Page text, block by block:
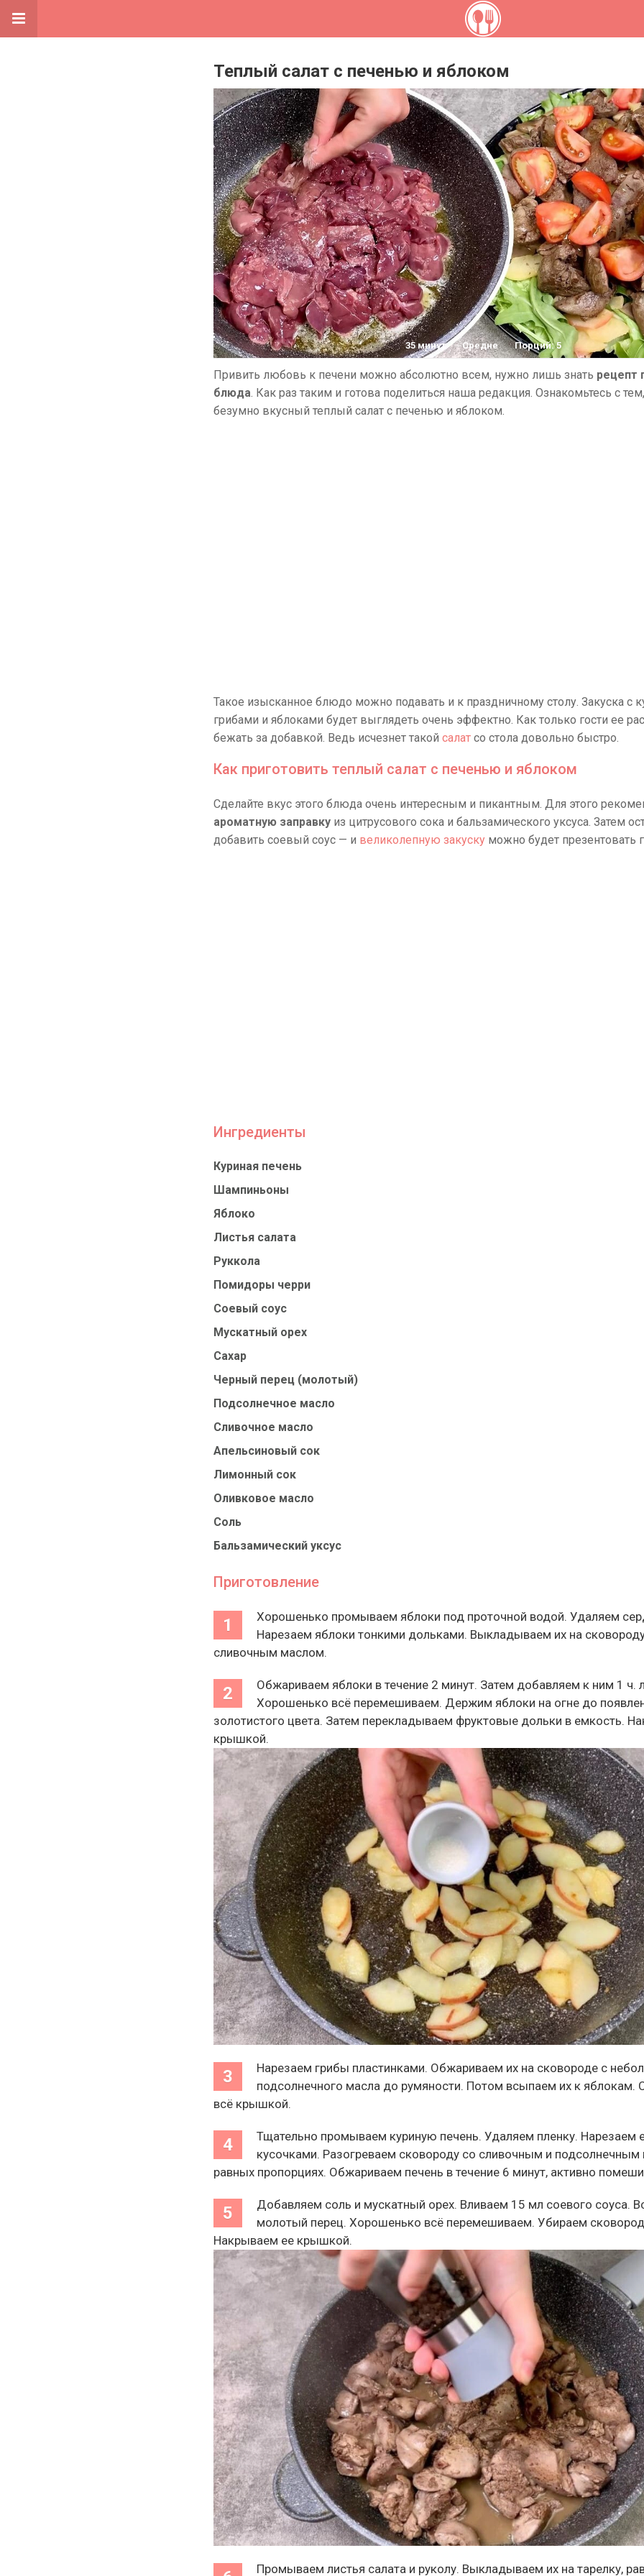
Теплый салат с печенью и яблоком
35 минут Средне Порций: 5
Привить любовь к печени можно абсолютно всем, нужно лишь знать рецепт
блюда. Как раз таким и готова поделиться наша редакция. Ознакомьтесь с
безумно вкусный теплый салат с печенью и яблоком.
Такое изысканное блюдо можно подавать и к праздничному столу. Закуска с
грибами и яблоками будет выглядеть очень эффектно. Как только гости ее
бежать за добавкой. Ведь исчезнет такой салат со стола довольно быстро.
Как приготовить теплый салат с печенью и яблоком
Сделайте вкус этого блюда очень интересным и пикантным. Для этого
ароматную заправку из цитрусового сока и бальзамического уксуса. Затем
добавить соевый соус — и великолепную закуску можно будет презентовать
Ингредиенты
Куриная печень
Шампиньоны
Яблоко
Листья салата
Руккола
Помидоры черри
Соевый соус
Мускатный орех
Сахар
Черный перец (молотый)
Подсолнечное масло
Сливочное масло
Апельсиновый сок
Лимонный сок
Оливковое масло
Соль
Бальзамический уксус
Приготовление
Хорошенько промываем яблоки под проточной водой. Удаляем
Нарезаем яблоки тонкими дольками. Выкладываем их на
сливочным маслом.
Обжариваем яблоки в течение 2 минут. Затем добавляем к ним 1 ч.
Хорошенько всё перемешиваем. Держим яблоки на огне до
золотистого цвета. Затем перекладываем фруктовые дольки в емкость.
крышкой.
Нарезаем грибы пластинками. Обжариваем их на сковороде с
подсолнечного масла до румяности. Потом всыпаем их к яблокам.
всё крышкой.
Тщательно промываем куриную печень. Удаляем пленку. Нарезаем
кусочками. Разогреваем сковороду со сливочным и
равных пропорциях. Обжариваем печень в течение 6 минут, активно
Добавляем соль и мускатный орех. Вливаем 15 мл соевого соуса.
молотый перец. Хорошенько всё перемешиваем. Убираем
Накрываем ее крышкой.
Промываем листья салата и руколу. Выкладываем их на тарелку,